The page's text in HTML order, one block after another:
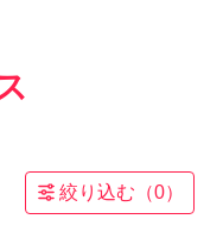
絞り込む（0）